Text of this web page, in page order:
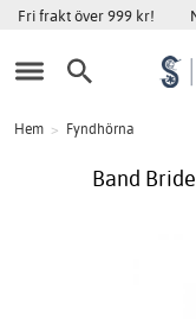
Fri frakt över 999 kr!
Hem > Fyndhörna
Band